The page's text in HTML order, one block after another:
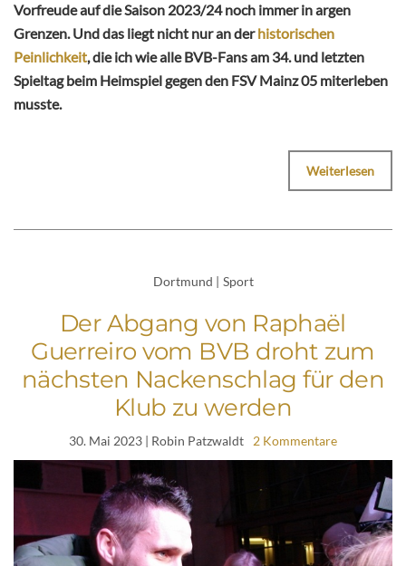
Vorfreude auf die Saison 2023/24 noch immer in argen
Grenzen. Und das liegt nicht nur an derhistorischen
Peinlichkeit, die ich wie alle BVB-Fans am 34. und letzten
Spieltag beim Heimspiel gegen den FSV Mainz 05 miterleben
musste.
Weiterlesen
Dortmund | Sport
Der Abgang von Raphaël
Guerreiro vom BVB droht zum
nächsten Nackenschlag für den
Klub zu werden
30. Mai 2023 | Robin Patzwaldt 2 Kommentare